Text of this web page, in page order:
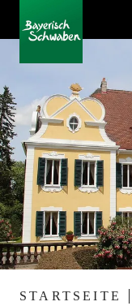
STARTSEITE